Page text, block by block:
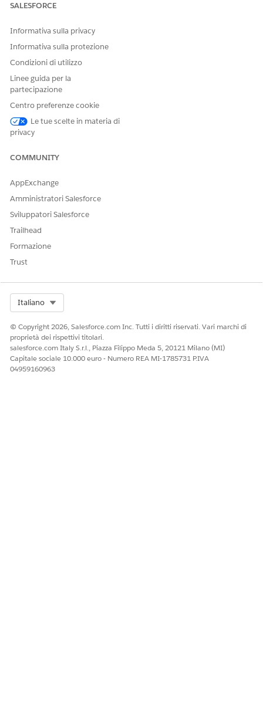
QUESTO ARTICOLO HA RISOLTO IL PROBLEMA?
Facci sapere, così possiamo migliorare!
SALESFORCE
Informativa sulla privacy
Informativa sulla protezione
Condizioni di utilizzo
Linee guida per la
partecipazione
Centro preferenze cookie
Le tue scelte in materia di
privacy
COMMUNITY
AppExchange
Amministratori Salesforce
Sviluppatori Salesforce
Trailhead
Formazione
Trust
Italiano
© Copyright 2026, Salesforce.com Inc. Tutti i diritti riservati. Vari marchi di
proprietà dei rispettivi titolari.
salesforce.com Italy S.r.l., Piazza Filippo Meda 5, 20121 Milano (MI)
Capitale sociale 10.000 euro - Numero REA MI-1785731 P.IVA
04959160963